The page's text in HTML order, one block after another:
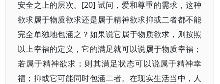
安全之上的层次。[20] 试问，爱和尊重的需求，这种
欲求属于物质欲求还是属于精神欲求抑或二者都不能
完全单独地包涵之？如果说它属于物质欲求，则按照
以上幸福的定义，它的满足就可以说属于物质幸福；
若属于精神欲求；则其满足状态可以说属于精神幸
福；抑或它可能同时包涵二者。在现实生活当中，人